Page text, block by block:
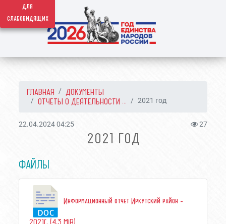
для
слабовидящих
ГЛАВНАЯ
ДОКУМЕНТЫ
ОТЧЕТЫ О ДЕЯТЕЛЬНОСТИ ...
2021 год
22.04.2024 04:25 27
2021 ГОД
ФАЙЛЫ
Информационный отчет Иркутский район -